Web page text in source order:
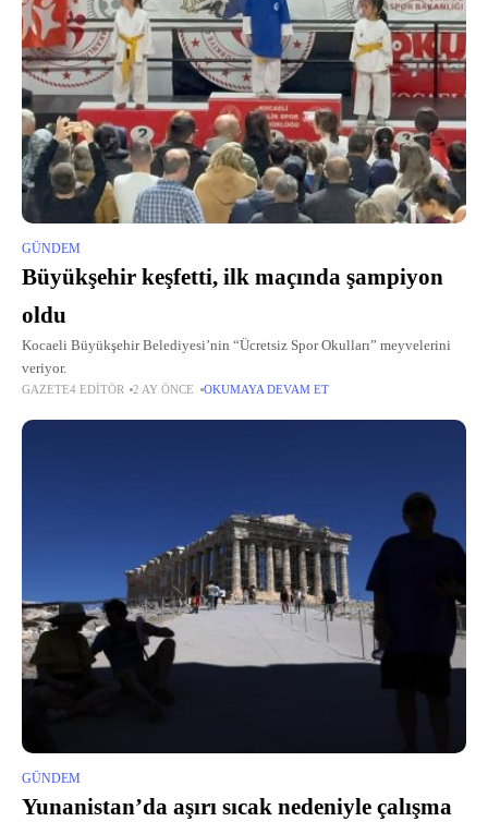
GÜNDEM
Büyükşehir keşfetti, ilk maçında şampiyon
oldu
Kocaeli Büyükşehir Belediyesi’nin “Ücretsiz Spor Okulları” meyvelerini
veriyor.
GAZETE4 EDITÖR 2 AY ÖNCE OKUMAYA DEVAM ET
GÜNDEM
Yunanistan’da aşırı sıcak nedeniyle çalışma